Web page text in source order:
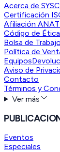
Acerca de
Certificación
Afiliación
Código de Ética
Bolsa de Trabajo
Política de
Equipos
Aviso de
Contacto
Términos y
Ver más
Eventos
Especiales